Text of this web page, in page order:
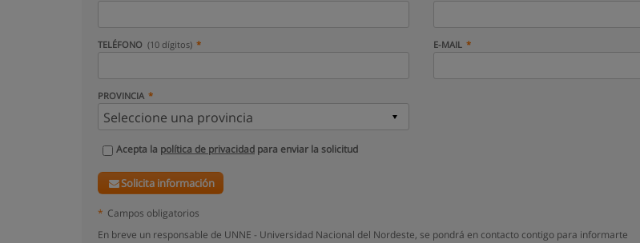
TELÉFONO (10 dígitos) E-MAIL
PROVINCIA
Acepta la política de privacidad para enviar la solicitud
Solicita información
* Campos obligatorios
En breve un responsable de UNNE - Universidad Nacional del Nordeste, se pondrá en contacto contigo para informarte